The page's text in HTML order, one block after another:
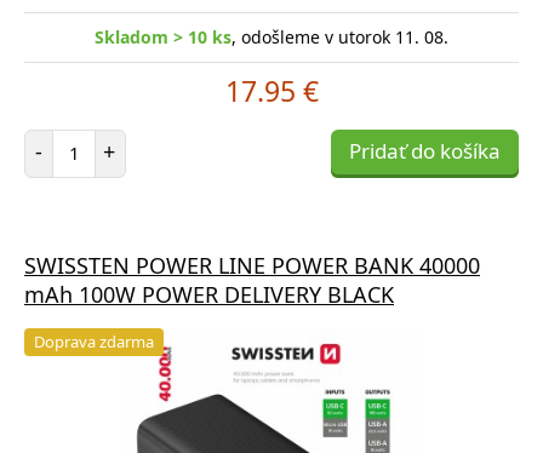
Skladom > 10 ks, odošleme v utorok 11. 08.
17.95 €
- Počet položiek
+ Pridať do košíka
SWISSTEN POWER LINE POWER BANK 40000
mAh 100W POWER DELIVERY BLACK
Doprava zdarma